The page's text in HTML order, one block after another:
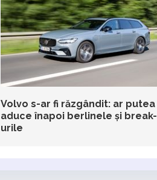
Volvo s-ar fi răzgândit: ar putea
aduce înapoi berlinele și break-
urile